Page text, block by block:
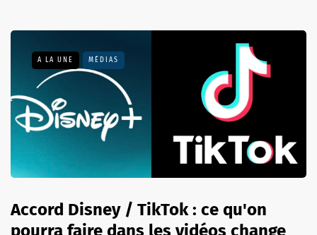
A LA UNE MÉDIAS
Accord Disney / TikTok : ce qu'on
pourra faire dans les vidéos change